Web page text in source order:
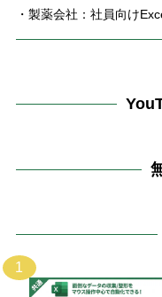
・製薬会社：社員向け
1